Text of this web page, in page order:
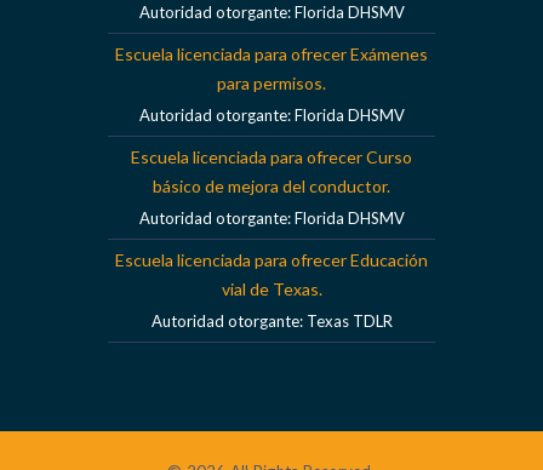
Autoridad otorgante: Florida DHSMV
Escuela licenciada para ofrecer Exámenes
para permisos.
Autoridad otorgante: Florida DHSMV
Escuela licenciada para ofrecer Curso
básico de mejora del conductor.
Autoridad otorgante: Florida DHSMV
Escuela licenciada para ofrecer Educación
vial de Texas.
Autoridad otorgante: Texas TDLR